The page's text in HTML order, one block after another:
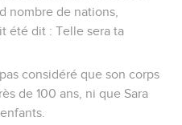
nombre de nations,
été dit : Telle sera ta
considéré que son corps
de 100 ans, ni que Sara